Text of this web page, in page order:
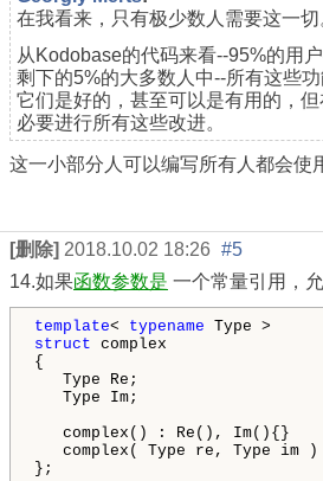
在我看来，只有极少数人需要这一切
从Kodobase的代码来看--95%的用
剩下的5%的大多数人中--所有这些
它们是好的，甚至可以是有用的，
必要进行所有这些改进。
这一小部分人可以编写所有人都会使
[删除] 2018.10.02 18:26 #5
14.如果函数参数是 一个常量引用，
template< typename
struct complex
{
Type Re;
Type Im;
complex() : Re(), Im(){}
complex( Type re, Type im
};